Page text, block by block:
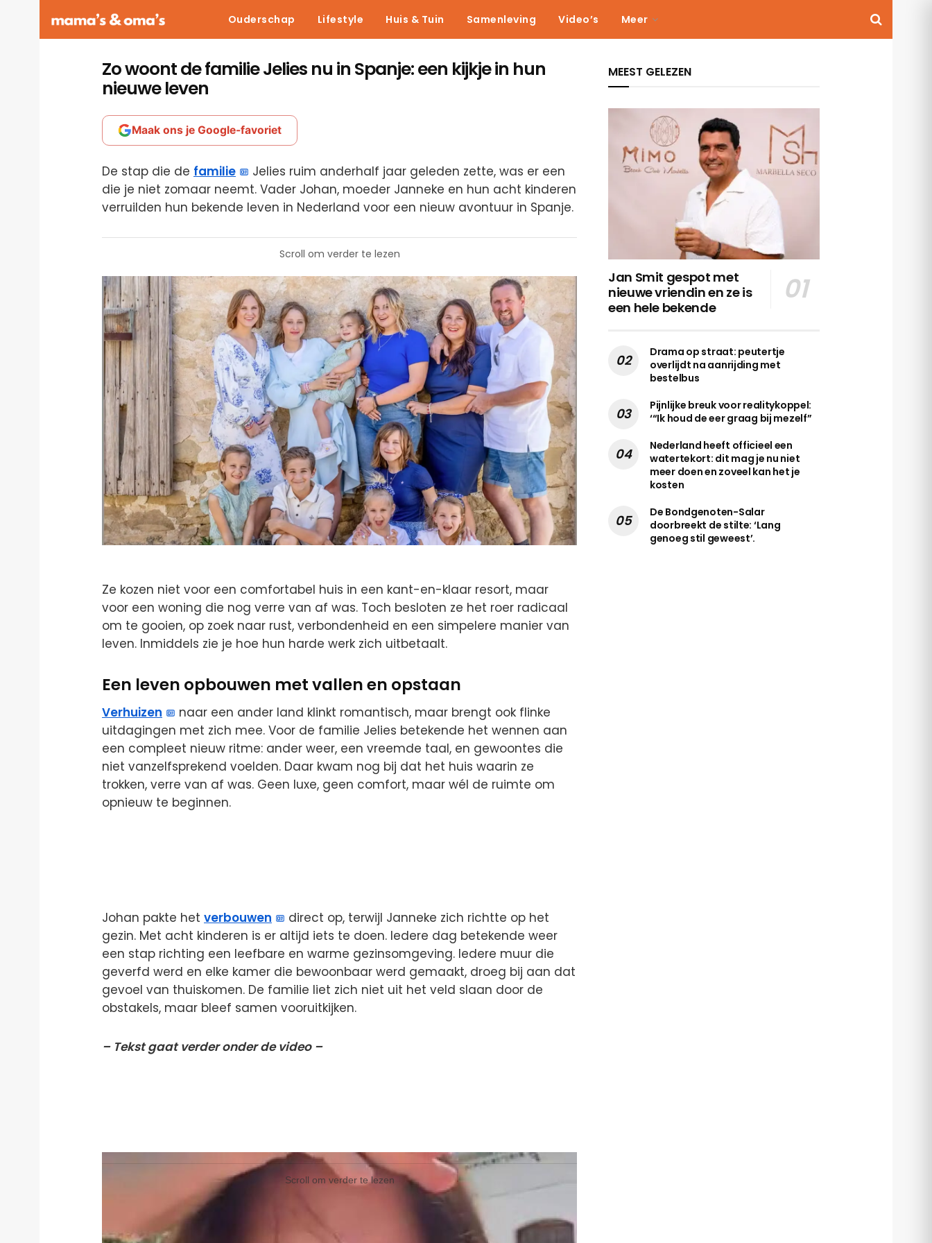
Ouderschap Lifestyle Huis & Tuin Samenleving Video’s Meer
Zo woont de familie Jelies nu in Spanje: een kijkje in hun
nieuwe leven
Maak ons je Google-favoriet
De stap die de familie
Jelies ruim anderhalf jaar geleden zette, was er een
die je niet zomaar neemt. Vader Johan, moeder Janneke en hun acht kinderen
verruilden hun bekende leven in Nederland voor een nieuw avontuur in Spanje.
Scroll om verder te lezen
Ze kozen niet voor een comfortabel huis in een kant-en-klaar resort, maar
voor een woning die nog verre van af was. Toch besloten ze het roer radicaal
om te gooien, op zoek naar rust, verbondenheid en een simpelere manier van
leven. Inmiddels zie je hoe hun harde werk zich uitbetaalt.
Een leven opbouwen met vallen en opstaan
Verhuizen
naar een ander land klinkt romantisch, maar brengt ook flinke
uitdagingen met zich mee. Voor de familie Jelies betekende het wennen aan
een compleet nieuw ritme: ander weer, een vreemde taal, en gewoontes die
niet vanzelfsprekend voelden. Daar kwam nog bij dat het huis waarin ze
trokken, verre van af was. Geen luxe, geen comfort, maar wél de ruimte om
opnieuw te beginnen.
Johan pakte het verbouwen
direct op, terwijl Janneke zich richtte op het
gezin. Met acht kinderen is er altijd iets te doen. Iedere dag betekende weer
een stap richting een leefbare en warme gezinsomgeving. Iedere muur die
geverfd werd en elke kamer die bewoonbaar werd gemaakt, droeg bij aan dat
gevoel van thuiskomen. De familie liet zich niet uit het veld slaan door de
obstakels, maar bleef samen vooruitkijken.
– Tekst gaat verder onder de video –
Scroll om verder te lezen
MEEST GELEZEN
Jan Smit gespot met
nieuwe vriendin en ze is
een hele bekende
Drama op straat: peutertje
overlijdt na aanrijding met
bestelbus
Pijnlijke breuk voor realitykoppel:
‘“Ik houd de eer graag bij mezelf”
Nederland heeft officieel een
watertekort: dit mag je nu niet
meer doen en zoveel kan het je
kosten
De Bondgenoten-Salar
doorbreekt de stilte: ‘Lang
genoeg stil geweest’.